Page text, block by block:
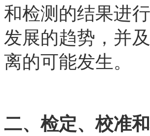
和检测的结果进
发展的趋势，并
离的可能发生。
二、检定、校准